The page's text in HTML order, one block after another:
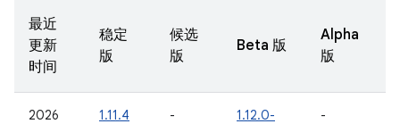
最近
更新
时间
稳定
版
候选
版
Beta 版
Alpha
版
2026
1.11.4 -
1.12.0-
-